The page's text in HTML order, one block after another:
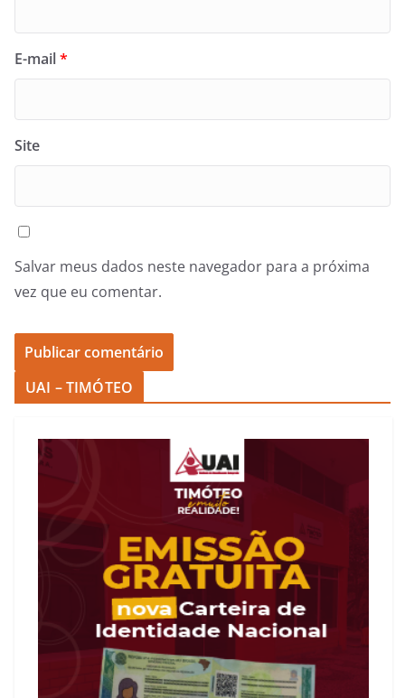
E-mail*
Site
Salvar meus dados neste navegador para a próxima
vez que eu comentar.
UAI – TIMÓTEO